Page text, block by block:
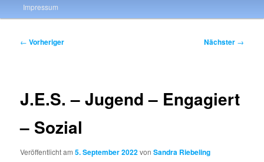
Impressum
Beitragsnavigation
← Vorheriger Nächster →
J.E.S. – Jugend – Engagiert
– Sozial
Veröffentlicht am5. September 2022vonSandra Riebeling